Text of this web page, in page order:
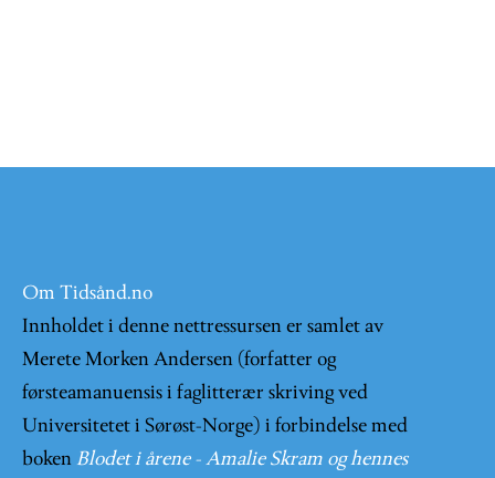
Om Tidsånd.no
Innholdet i denne nettressursen er samlet av
Merete Morken Andersen (forfatter og
førsteamanuensis i faglitterær skriving ved
Universitetet i Sørøst-Norge) i forbindelse med
boken Blodet i årene - Amalie Skram og hennes